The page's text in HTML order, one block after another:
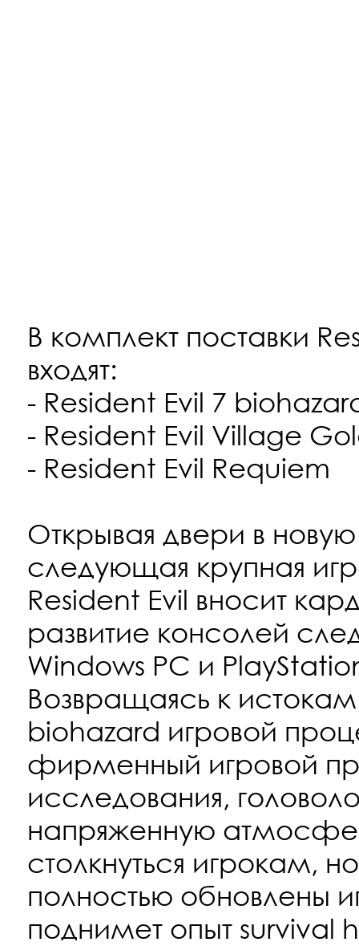
В комплект поставки
входят:
- Resident Evil 7
- Resident Evil Village
- Resident Evil Requiem
Открывая двери в
следующая крупная
Resident Evil вносит
развитие консолей
Windows PC и
Возвращаясь к
biohazard игровой
фирменный игровой
исследования,
напряженную
столкнуться игрокам,
полностью обновлены
поднимет опыт survival